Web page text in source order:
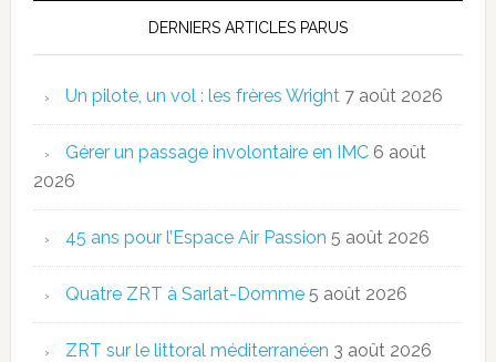
DERNIERS ARTICLES PARUS
Un pilote, un vol : les frères Wright 7 août 2026
Gérer un passage involontaire en IMC 6 août
2026
45 ans pour l’Espace Air Passion 5 août 2026
Quatre ZRT à Sarlat-Domme 5 août 2026
ZRT sur le littoral méditerranéen 3 août 2026